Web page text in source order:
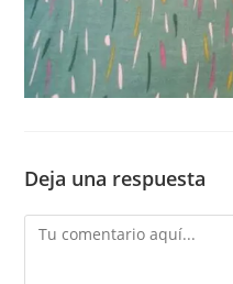
Deja una respuesta
Comentario